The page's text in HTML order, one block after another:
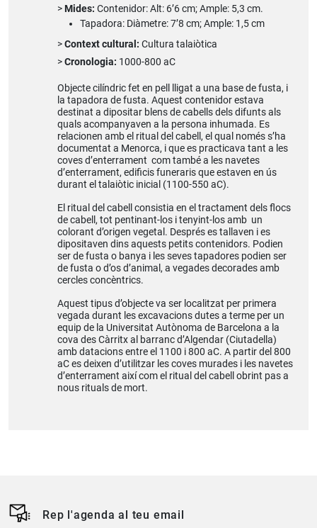
Mides: Contenidor: Alt: 6’6 cm; Ample: 5,3 cm.
Tapadora: Diàmetre: 7’8 cm; Ample: 1,5 cm
Context cultural: Cultura talaiòtica
Cronologia: 1000-800 aC
Objecte cilíndric fet en pell lligat a una base de fusta, i
la tapadora de fusta. Aquest contenidor estava
destinat a dipositar blens de cabells dels difunts als
quals acompanyaven a la persona inhumada. Es
relacionen amb el ritual del cabell, el qual només s’ha
documentat a Menorca, i que es practicava tant a les
coves d’enterrament com també a les navetes
d’enterrament, edificis funeraris que estaven en ús
durant el talaiòtic inicial (1100-550 aC).
El ritual del cabell consistia en el tractament dels flocs
de cabell, tot pentinant-los i tenyint-los amb un
colorant d’origen vegetal. Després es tallaven i es
dipositaven dins aquests petits contenidors. Podien
ser de fusta o banya i les seves tapadores podien ser
de fusta o d’os d’animal, a vegades decorades amb
cercles concèntrics.
Aquest tipus d’objecte va ser localitzat per primera
vegada durant les excavacions dutes a terme per un
equip de la Universitat Autònoma de Barcelona a la
cova des Càrritx al barranc d’Algendar (Ciutadella)
amb datacions entre el 1100 i 800 aC. A partir del 800
aC es deixen d’utilitzar les coves murades i les navetes
d’enterrament així com el ritual del cabell obrint pas a
nous rituals de mort.
Rep l'agenda al teu email